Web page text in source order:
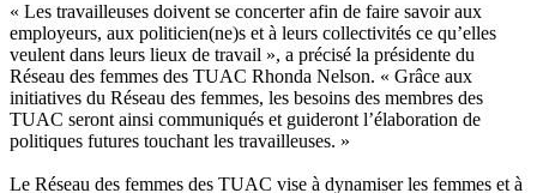
« Les travailleuses doivent se concerter afin de faire savoir aux
employeurs, aux politicien(ne)s et à leurs collectivités ce qu’elles
veulent dans leurs lieux de travail », a précisé la présidente du
Réseau des femmes des TUAC Rhonda Nelson. « Grâce aux
initiatives du Réseau des femmes, les besoins des membres des
TUAC seront ainsi communiqués et guideront l’élaboration de
politiques futures touchant les travailleuses. »
Le Réseau des femmes des TUAC vise à dynamiser les femmes et à